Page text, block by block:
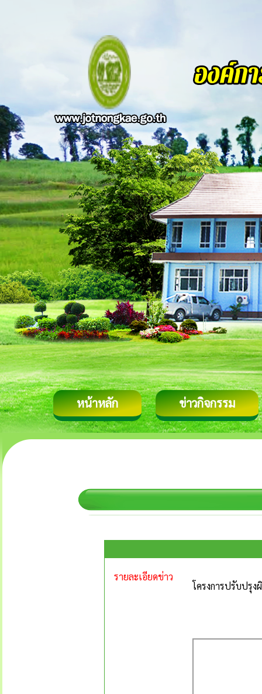
หน้าหลัก ข่าวกิจกรรม
รายละเอียดข่าว
โครงการปรับปรุ